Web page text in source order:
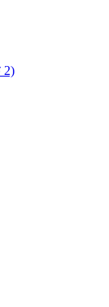
2)